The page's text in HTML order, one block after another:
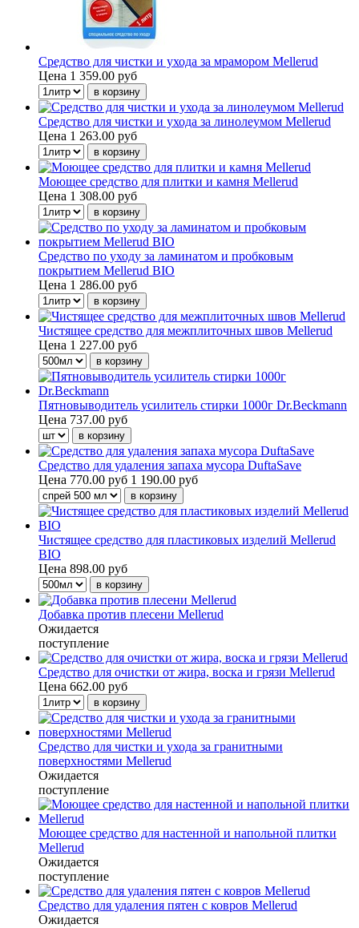
Средство для чистки и ухода за мрамором Mellerud
Цена 1 359.00 руб
Средство для чистки и ухода за линолеумом Mellerud
Цена 1 263.00 руб
Моющее средство для плитки и камня Mellerud
Цена 1 308.00 руб
Средство по уходу за ламинатом и пробковым
покрытием Mellerud BIO
Цена 1 286.00 руб
Чистящее средство для межплиточных швов Mellerud
Цена 1 227.00 руб
Пятновыводитель усилитель стирки 1000г Dr.Beckmann
Цена 737.00 руб
Средство для удаления запаха мусора DuftaSave
Цена 770.00 руб 1 190.00 руб
Чистящее средство для пластиковых изделий Mellerud
BIO
Цена 898.00 руб
Добавка против плесени Mellerud
Ожидается
поступление
Средство для очистки от жира, воска и грязи Mellerud
Цена 662.00 руб
Средство для чистки и ухода за гранитными
поверхностями Mellerud
Ожидается
поступление
Моющее средство для настенной и напольной плитки
Mellerud
Ожидается
поступление
Средство для удаления пятен с ковров Mellerud
Ожидается